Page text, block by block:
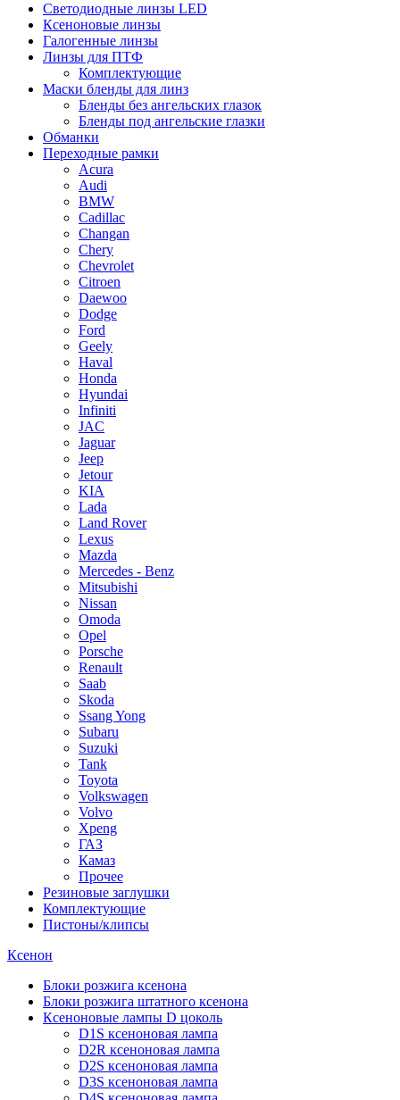
Светодиодные линзы LED
Ксеноновые линзы
Галогенные линзы
Линзы для ПТФ
Комплектующие
Маски бленды для линз
Бленды без ангельских глазок
Бленды под ангельские глазки
Обманки
Переходные рамки
Acura
Audi
BMW
Cadillac
Changan
Chery
Chevrolet
Citroen
Daewoo
Dodge
Ford
Geely
Haval
Honda
Hyundai
Infiniti
JAC
Jaguar
Jeep
Jetour
KIA
Lada
Land Rover
Lexus
Mazda
Mercedes - Benz
Mitsubishi
Nissan
Omoda
Opel
Porsche
Renault
Saab
Skoda
Ssang Yong
Subaru
Suzuki
Tank
Toyota
Volkswagen
Volvo
Xpeng
ГАЗ
Камаз
Прочее
Резиновые заглушки
Комплектующие
Пистоны/клипсы
Ксенон
Блоки розжига ксенона
Блоки розжига штатного ксенона
Ксеноновые лампы D цоколь
D1S ксеноновая лампа
D2R ксеноновая лампа
D2S ксеноновая лампа
D3S ксеноновая лампа